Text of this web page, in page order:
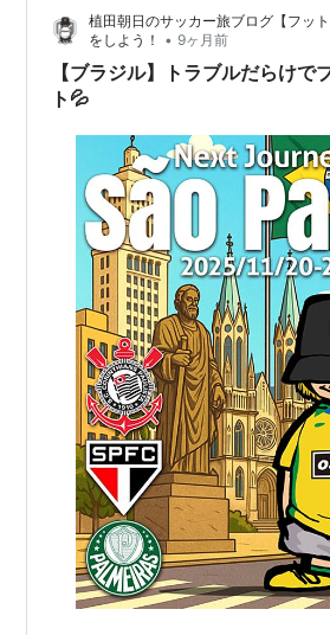
所では登録不可という大問題が発生…
植田朝日のサッカー旅ブログ【フッ
をしよう！
• 9ヶ月前
【ブラジル】トラブルだらけで
ト💦